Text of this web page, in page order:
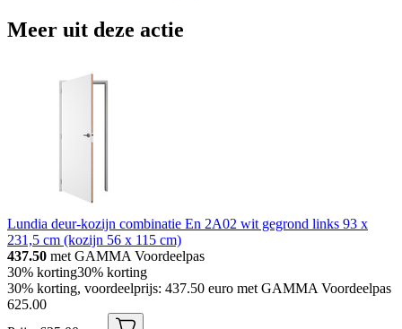
Meer uit deze actie
Lundia deur-kozijn combinatie En 2A02 wit gegrond links 93 x
231,5 cm (kozijn 56 x 115 cm)
437.50 met GAMMA Voordeelpas
30% korting30% korting
30% korting, voordeelprijs: 437.50 euro met GAMMA Voordeelpas
625.00